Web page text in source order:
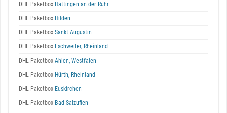
DHL Paketbox Hattingen an der Ruhr
DHL Paketbox Hilden
DHL Paketbox Sankt Augustin
DHL Paketbox Eschweiler, Rheinland
DHL Paketbox Ahlen, Westfalen
DHL Paketbox Hürth, Rheinland
DHL Paketbox Euskirchen
DHL Paketbox Bad Salzuflen